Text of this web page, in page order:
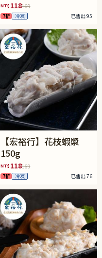
NT$ 118169
7折 冷凍 已售出 95
【宏裕行】花枝蝦漿
150g
NT$ 118169
7折 冷凍 已售出 76